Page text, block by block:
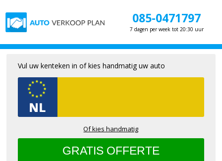
085-0471797
7 dagen per week tot 20:30 uur
Vul uw kenteken in of kies handmatig uw auto
Of kies handmatig